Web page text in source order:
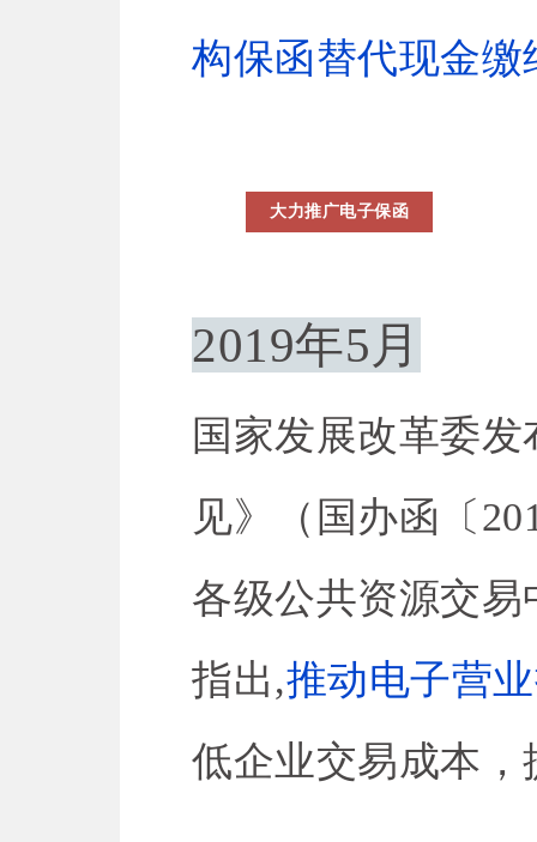
构保函替代现金
大力推广电子保函
2019年5月
国家发展改革委
见》（国办函〔
各级公共资源交
指出,推动电子营
低企业交易成本